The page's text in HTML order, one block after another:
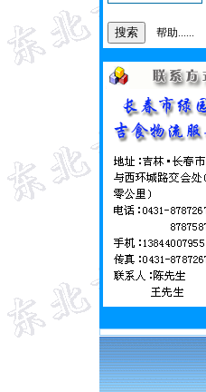
帮助......